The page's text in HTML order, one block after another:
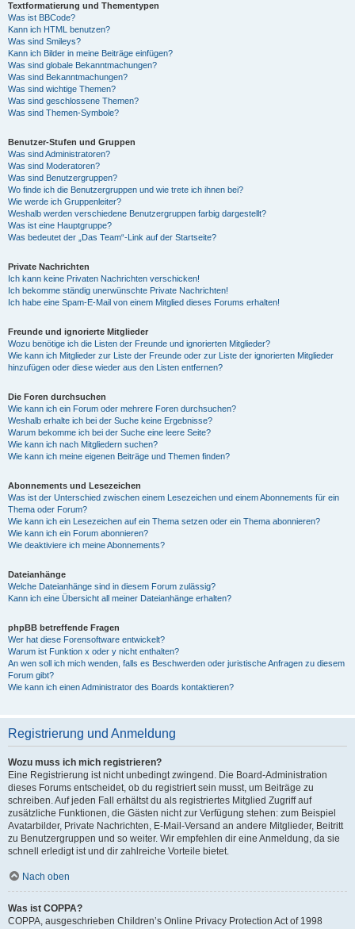
Textformatierung und Thementypen
Was ist BBCode?
Kann ich HTML benutzen?
Was sind Smileys?
Kann ich Bilder in meine Beiträge einfügen?
Was sind globale Bekanntmachungen?
Was sind Bekanntmachungen?
Was sind wichtige Themen?
Was sind geschlossene Themen?
Was sind Themen-Symbole?
Benutzer-Stufen und Gruppen
Was sind Administratoren?
Was sind Moderatoren?
Was sind Benutzergruppen?
Wo finde ich die Benutzergruppen und wie trete ich ihnen bei?
Wie werde ich Gruppenleiter?
Weshalb werden verschiedene Benutzergruppen farbig dargestellt?
Was ist eine Hauptgruppe?
Was bedeutet der „Das Team“-Link auf der Startseite?
Private Nachrichten
Ich kann keine Privaten Nachrichten verschicken!
Ich bekomme ständig unerwünschte Private Nachrichten!
Ich habe eine Spam-E-Mail von einem Mitglied dieses Forums erhalten!
Freunde und ignorierte Mitglieder
Wozu benötige ich die Listen der Freunde und ignorierten Mitglieder?
Wie kann ich Mitglieder zur Liste der Freunde oder zur Liste der ignorierten Mitglieder
hinzufügen oder diese wieder aus den Listen entfernen?
Die Foren durchsuchen
Wie kann ich ein Forum oder mehrere Foren durchsuchen?
Weshalb erhalte ich bei der Suche keine Ergebnisse?
Warum bekomme ich bei der Suche eine leere Seite?
Wie kann ich nach Mitgliedern suchen?
Wie kann ich meine eigenen Beiträge und Themen finden?
Abonnements und Lesezeichen
Was ist der Unterschied zwischen einem Lesezeichen und einem Abonnements für ein
Thema oder Forum?
Wie kann ich ein Lesezeichen auf ein Thema setzen oder ein Thema abonnieren?
Wie kann ich ein Forum abonnieren?
Wie deaktiviere ich meine Abonnements?
Dateianhänge
Welche Dateianhänge sind in diesem Forum zulässig?
Kann ich eine Übersicht all meiner Dateianhänge erhalten?
phpBB betreffende Fragen
Wer hat diese Forensoftware entwickelt?
Warum ist Funktion x oder y nicht enthalten?
An wen soll ich mich wenden, falls es Beschwerden oder juristische Anfragen zu diesem
Forum gibt?
Wie kann ich einen Administrator des Boards kontaktieren?
Registrierung und Anmeldung
Wozu muss ich mich registrieren?
Eine Registrierung ist nicht unbedingt zwingend. Die Board-Administration
dieses Forums entscheidet, ob du registriert sein musst, um Beiträge zu
schreiben. Auf jeden Fall erhältst du als registriertes Mitglied Zugriff auf
zusätzliche Funktionen, die Gästen nicht zur Verfügung stehen: zum Beispiel
Avatarbilder, Private Nachrichten, E-Mail-Versand an andere Mitglieder, Beitritt
zu Benutzergruppen und so weiter. Wir empfehlen dir eine Anmeldung, da sie
schnell erledigt ist und dir zahlreiche Vorteile bietet.
Nach oben
Was ist COPPA?
COPPA, ausgeschrieben Children’s Online Privacy Protection Act of 1998